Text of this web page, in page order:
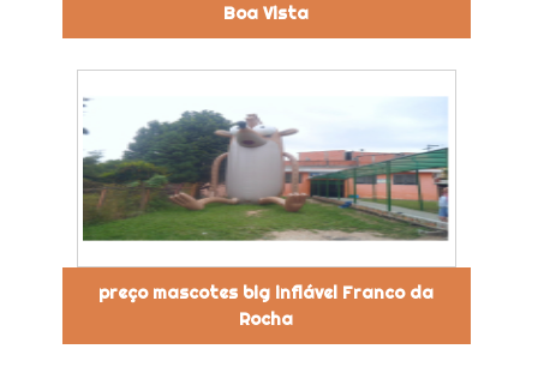
Boa Vista
preço mascotes big inflável Franco da
Rocha